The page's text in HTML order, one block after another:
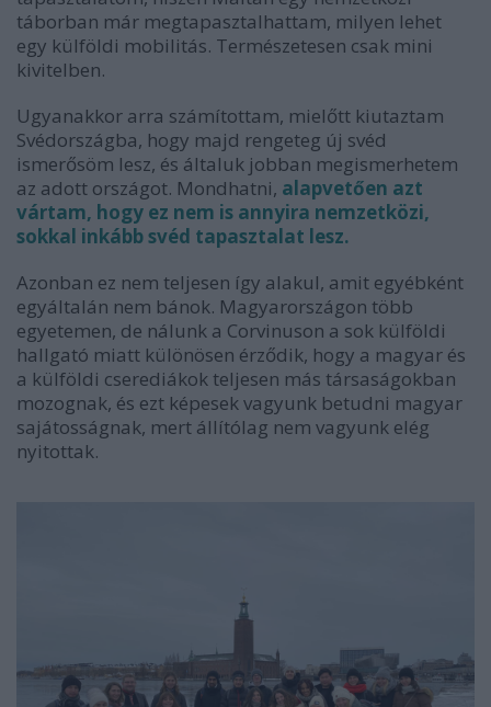
táborban már megtapasztalhattam, milyen lehet
egy külföldi mobilitás. Természetesen csak mini
kivitelben.
Ugyanakkor arra számítottam, mielőtt kiutaztam
Svédországba, hogy majd rengeteg új svéd
ismerősöm lesz, és általuk jobban megismerhetem
az adott országot. Mondhatni, alapvetően azt
vártam, hogy ez nem is annyira nemzetközi,
sokkal inkább svéd tapasztalat lesz.
Azonban ez nem teljesen így alakul, amit egyébként
egyáltalán nem bánok. Magyarországon több
egyetemen, de nálunk a Corvinuson a sok külföldi
hallgató miatt különösen érződik, hogy a magyar és
a külföldi cserediákok teljesen más társaságokban
mozognak, és ezt képesek vagyunk betudni magyar
sajátosságnak, mert állítólag nem vagyunk elég
nyitottak.